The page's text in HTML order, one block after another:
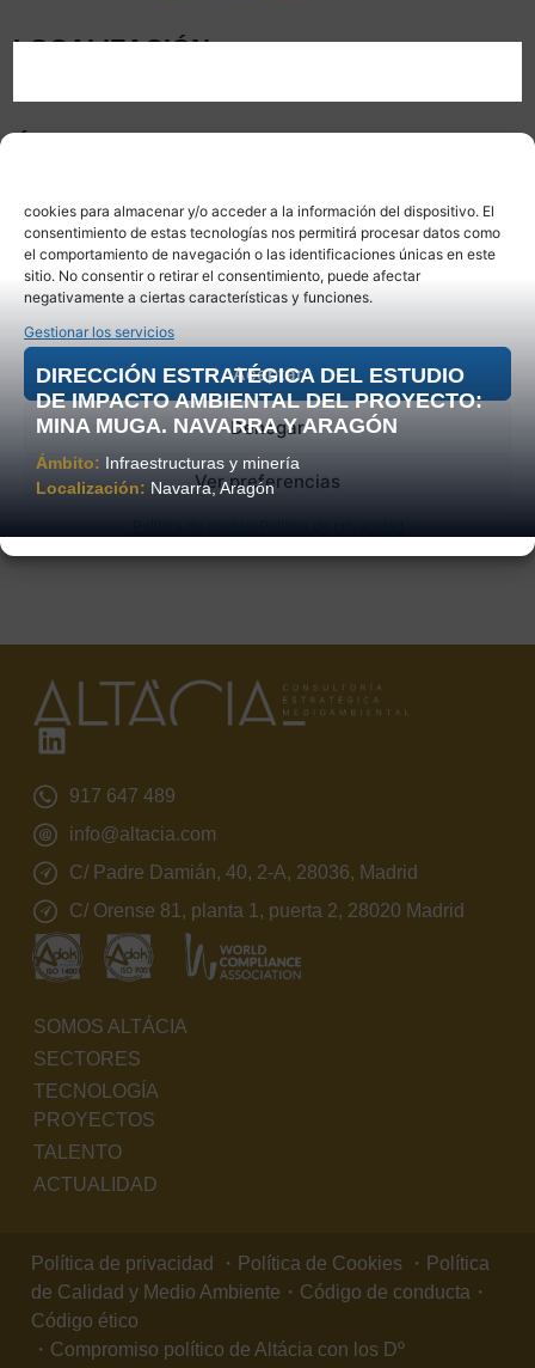
cookies para almacenar y/o acceder a la información del dispositivo. El
consentimiento de estas tecnologías nos permitirá procesar datos como
el comportamiento de navegación o las identificaciones únicas en este
sitio. No consentir o retirar el consentimiento, puede afectar
negativamente a ciertas características y funciones.
Gestionar los servicios
Aceptar
Denegar
Ver preferencias
LOCALIZACIÓN
DIRECCIÓN ESTRATÉGICA DEL ESTUDIO
DE IMPACTO AMBIENTAL DEL PROYECTO:
MINA MUGA. NAVARRA Y ARAGÓN
Ámbito: Infraestructuras y minería
Localización: Navarra, Aragón
917 647 489
info@altacia.com
C/ Padre Damián, 40, 2-A, 28036, Madrid
C/ Orense 81, planta 1, puerta 2, 28020 Madrid
SOMOS ALTÁCIA
SECTORES
TECNOLOGÍA
PROYECTOS
TALENTO
ACTUALIDAD
Política de privacidad ・ Política de Cookies ・ Política
de Calidad y Medio Ambiente ・ Código de conducta ・
Código ético
・ Compromiso político de Altácia con los Dº